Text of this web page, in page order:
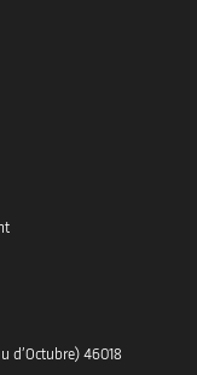
d’Octubre) 46018